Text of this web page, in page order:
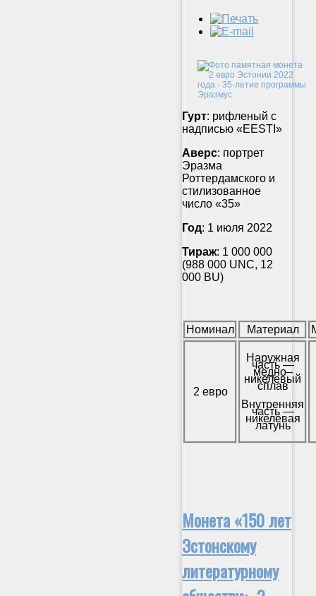
Гурт: рифленый с
надписью «EESTI»
Аверс: портрет
Эразма
Роттердамского и
стилизованное
число «35»
Год: 1 июля 2022
Тираж: 1 000 000
(988 000 UNC, 12
000 BU)
Номинал Материал
2 евро
Наружная
часть —
медно–
никелевый
сплав
Внутренняя
часть —
никелевая
латунь
Монета «150 лет
Эстонскому
литературному